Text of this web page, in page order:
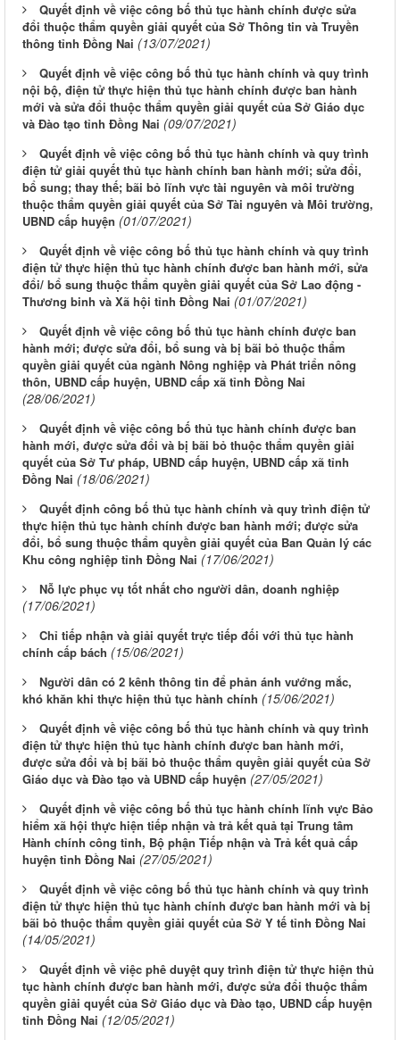
Quyết định về việc công bố thủ tục hành chính được sửa
đổi thuộc thẩm quyền giải quyết của Sở Thông tin và Truyền
thông tỉnh Đồng Nai (13/07/2021)
Quyết định về việc công bố thủ tục hành chính và quy trình
nội bộ, điện tử thực hiện thủ tục hành chính được ban hành
mới và sửa đổi thuộc thẩm quyền giải quyết của Sở Giáo dục
và Đào tạo tỉnh Đồng Nai (09/07/2021)
Quyết định về việc công bố thủ tục hành chính và quy trình
điện tử giải quyết thủ tục hành chính ban hành mới; sửa đổi,
bổ sung; thay thế; bãi bỏ lĩnh vực tài nguyên và môi trường
thuộc thẩm quyền giải quyết của Sở Tài nguyên và Môi trường,
UBND cấp huyện (01/07/2021)
Quyết định về việc công bố thủ tục hành chính và quy trình
điện tử thực hiện thủ tục hành chính được ban hành mới, sửa
đổi/ bổ sung thuộc thẩm quyền giải quyết của Sở Lao động -
Thương binh và Xã hội tỉnh Đồng Nai (01/07/2021)
Quyết định về việc công bố thủ tục hành chính được ban
hành mới; được sửa đổi, bổ sung và bị bãi bỏ thuộc thẩm
quyền giải quyết của ngành Nông nghiệp và Phát triển nông
thôn, UBND cấp huyện, UBND cấp xã tỉnh Đồng Nai
(28/06/2021)
Quyết định về việc công bố thủ tục hành chính được ban
hành mới, được sửa đổi và bị bãi bỏ thuộc thẩm quyền giải
quyết của Sở Tư pháp, UBND cấp huyện, UBND cấp xã tỉnh
Đồng Nai (18/06/2021)
Quyết định công bố thủ tục hành chính và quy trình điện tử
thực hiện thủ tục hành chính được ban hành mới; được sửa
đổi, bổ sung thuộc thẩm quyền giải quyết của Ban Quản lý các
Khu công nghiệp tỉnh Đồng Nai (17/06/2021)
Nỗ lực phục vụ tốt nhất cho người dân, doanh nghiệp
(17/06/2021)
Chỉ tiếp nhận và giải quyết trực tiếp đối với thủ tục hành
chính cấp bách (15/06/2021)
Người dân có 2 kênh thông tin để phản ánh vướng mắc,
khó khăn khi thực hiện thủ tục hành chính (15/06/2021)
Quyết định về việc công bố thủ tục hành chính và quy trình
điện tử thực hiện thủ tục hành chính được ban hành mới,
được sửa đổi và bị bãi bỏ thuộc thẩm quyền giải quyết của Sở
Giáo dục và Đào tạo và UBND cấp huyện (27/05/2021)
Quyết định về việc công bố thủ tục hành chính lĩnh vực Bảo
hiểm xã hội thực hiện tiếp nhận và trả kết quả tại Trung tâm
Hành chính công tỉnh, Bộ phận Tiếp nhận và Trả kết quả cấp
huyện tỉnh Đồng Nai (27/05/2021)
Quyết định về việc công bố thủ tục hành chính và quy trình
điện tử thực hiện thủ tục hành chính được ban hành mới và bị
bãi bỏ thuộc thẩm quyền giải quyết của Sở Y tế tỉnh Đồng Nai
(14/05/2021)
Quyết định về việc phê duyệt quy trình điện tử thực hiện thủ
tục hành chính được ban hành mới, được sửa đổi thuộc thẩm
quyền giải quyết của Sở Giáo dục và Đào tạo, UBND cấp huyện
tỉnh Đồng Nai (12/05/2021)